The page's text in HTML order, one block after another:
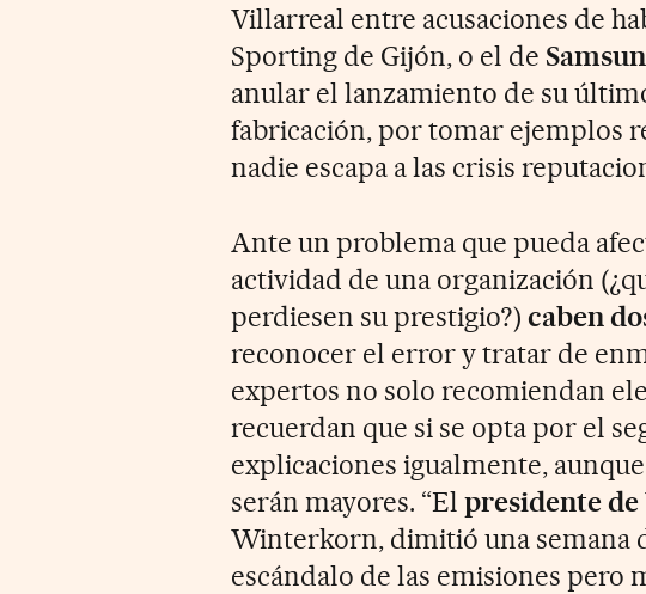
Villarreal entre acusaciones de
Sporting de Gijón, o el de
anular el lanzamiento de su
fabricación, por tomar ejemplos
nadie escapa a las crisis
Ante un problema que pueda
actividad de una organización
perdiesen su prestigio?) caben
reconocer el error y tratar de
expertos no solo recomiendan
recuerdan que si se opta por el
explicaciones igualmente,
serán mayores. “El presidente de
Winterkorn, dimitió una semana
escándalo de las emisiones pero